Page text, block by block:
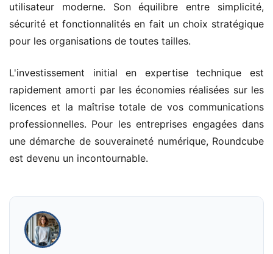
utilisateur moderne. Son équilibre entre simplicité,
sécurité et fonctionnalités en fait un choix stratégique
pour les organisations de toutes tailles.
L'investissement initial en expertise technique est
rapidement amorti par les économies réalisées sur les
licences et la maîtrise totale de vos communications
professionnelles. Pour les entreprises engagées dans
une démarche de souveraineté numérique, Roundcube
est devenu un incontournable.